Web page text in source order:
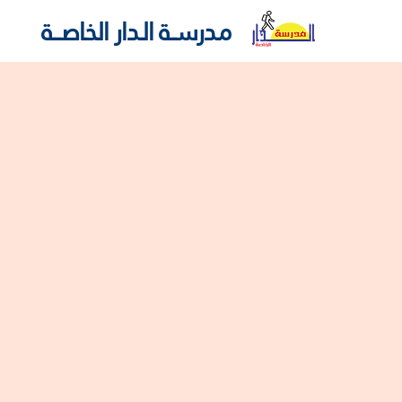
مـدرســـة الــدار الـخـاصـــــة